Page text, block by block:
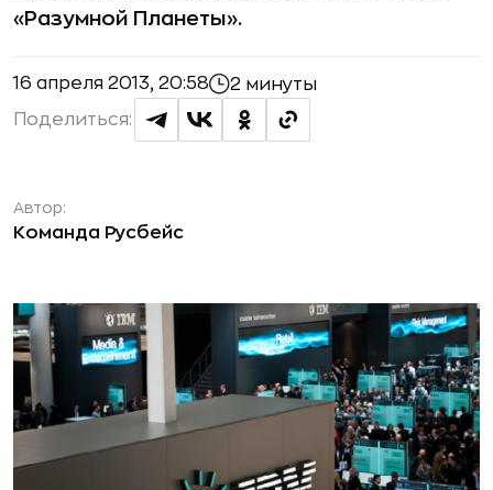
«Разумной Планеты».
16 апреля 2013, 20:58 2 минуты
Поделиться:
Автор:
Команда Русбейс